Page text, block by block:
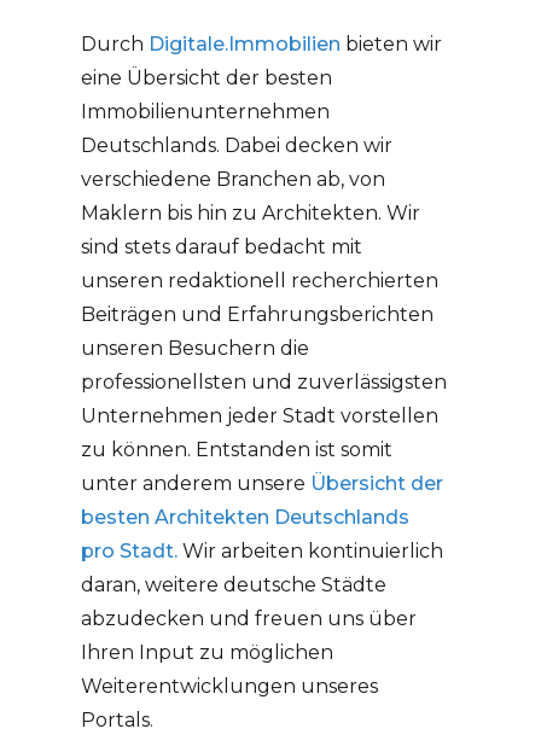
Durch Digitale.Immobilien bieten wir
eine Übersicht der besten
Immobilienunternehmen
Deutschlands. Dabei decken wir
verschiedene Branchen ab, von
Maklern bis hin zu Architekten. Wir
sind stets darauf bedacht mit
unseren redaktionell recherchierten
Beiträgen und Erfahrungsberichten
unseren Besuchern die
professionellsten und zuverlässigsten
Unternehmen jeder Stadt vorstellen
zu können. Entstanden ist somit
unter anderem unsere Übersicht der
besten Architekten Deutschlands
pro Stadt. Wir arbeiten kontinuierlich
daran, weitere deutsche Städte
abzudecken und freuen uns über
Ihren Input zu möglichen
Weiterentwicklungen unseres
Portals.